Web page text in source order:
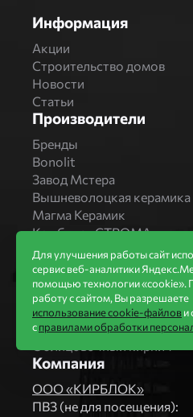
Информация
Акции
Строительство домов
Новости
Статьи
Производители
Бренды
Bonolit
Завод Мстера
Вышневолоцкая керамика
Магма Керамик
Комбинат СТРОМА
Вяземский кирпичный
Продукция
Каталог
Блоки Bonolit
Строительный кирпич
Компания
ООО «КИРБЛОК»
ПВЗ (не для посещения):
Для улучшения работы сайт
сервис веб-аналитики
помощью технологии «cookie».
работу с сайтом, Вы разрешаете
использование cookie-файлови
справилами обработки